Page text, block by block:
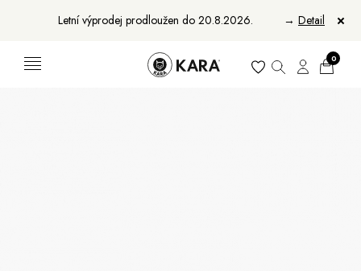
Letní výprodej prodloužen do 20.8.2026. → Detail
0